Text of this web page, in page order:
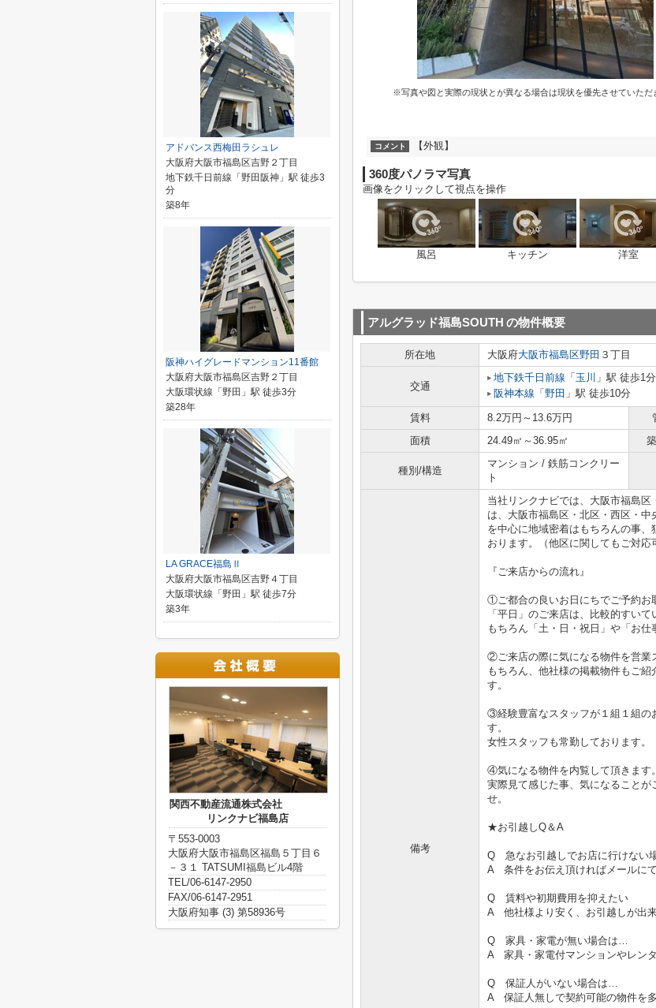
※写真や図と実際の現状とが異なる場合は現状を優先させていただ
コメント 【外観】
360度パノラマ写真
画像をクリックして視点を操作
風呂 キッチン 洋室
アルグラッド福島SOUTH の物件概要
所在地 大阪府大阪市福島区野田 ３丁目
交通
地下鉄千日前線 「 玉川 」駅 徒歩1分
阪神本線 「 野田 」駅 徒歩10分
賃料 8.2万円～13.6万円
面積
24.49㎡～36.95㎡
種別/構造
マンション / 鉄筋コンクリー
ト
備考
当社リンクナビでは、大阪市福島
は、大阪市福島区・北区・西区・
を中心に地域密着はもちろんの事
おります。（他区に関してもご対応
『ご来店からの流れ』
①ご都合の良いお日にちでご予約お
「平日」のご来店は、比較的すい
もちろん「土・日・祝日」や「お仕
②ご来店の際に気になる物件を営業
もちろん、他社様の掲載物件もご
す。
③経験豊富なスタッフが１組１組の
す。
女性スタッフも常勤しております。
④気になる物件を内覧して頂きます。
実際見て感じた事、気になることが
せ。
★お引越しQ＆A
Q 急なお引越しでお店に行けない
A 条件をお伝え頂ければメールに
Q 賃料や初期費用を抑えたい
A 他社様より安く、お引越しが出
Q 家具・家電が無い場合は…
A 家具・家電付マンションやレン
Q 保証人がいない場合は…
A 保証人無しで契約可能の物件を
アドバンス西梅田ラシュレ
大阪府大阪市福島区吉野２丁目
地下鉄千日前線「野田阪神」駅 徒歩3
分
築8年
阪神ハイグレードマンション11番館
大阪府大阪市福島区吉野２丁目
大阪環状線「野田」駅 徒歩3分
築28年
LA GRACE福島Ⅱ
大阪府大阪市福島区吉野４丁目
大阪環状線「野田」駅 徒歩7分
築3年
関西不動産流通株式会社
リンクナビ福島店
〒553-0003
大阪府大阪市福島区福島５丁目６
－３１ TATSUMI福島ビル4階
TEL/06-6147-2950
FAX/06-6147-2951
大阪府知事 (3) 第58936号